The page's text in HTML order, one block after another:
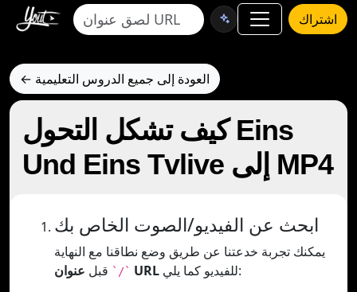
اشتراك
← العودة إلى جميع الدروس التعليمية
كيف تشكل التحول Eins
Und Eins Tvlive إلى MP4
ابحث عن الفيديو/الصوت الخاص بك
يمكنك تجربة خدعتنا عن طريق وضع نطاقنا مع النهاية
`/` قبل عنوان URL للفيديو كما يلي: